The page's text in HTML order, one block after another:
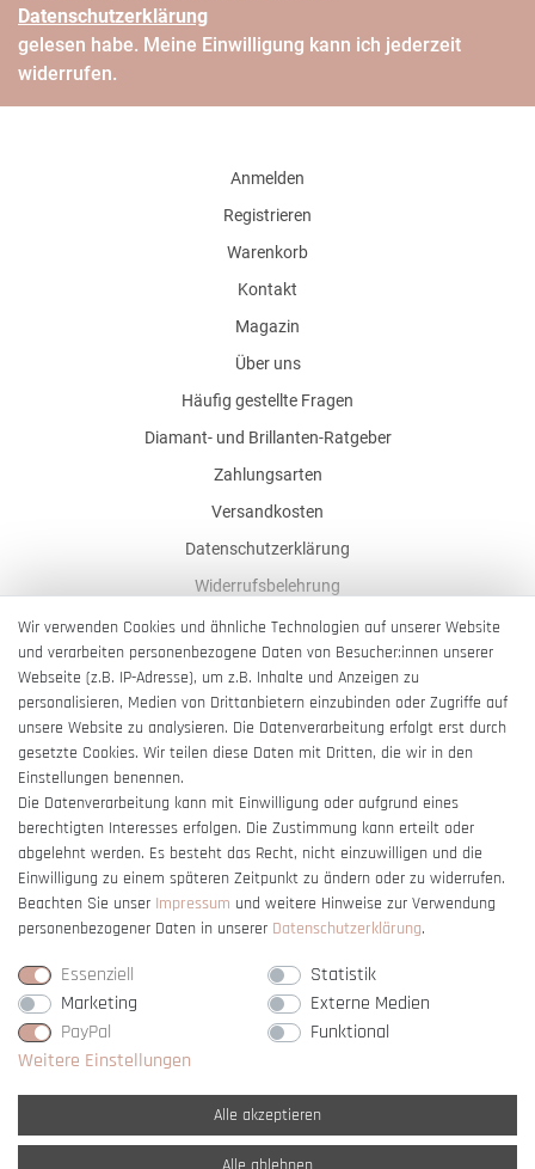
Daten­schutz­erklärung
gelesen habe. Meine Einwilligung kann ich jederzeit
widerrufen.
Anmelden
Registrieren
Warenkorb
Kontakt
Magazin
Über uns
Häufig gestellte Fragen
Diamant- und Brillanten-Ratgeber
Zahlungsarten
Versandkosten
Datenschutzerklärung
Widerrufsbelehrung
AGB
Impressum
Barrierefreiheitserklärung
Vertrag widerrufen
Wir verwenden Cookies und ähnliche Technologien auf unserer Website
und verarbeiten personenbezogene Daten von Besucher:innen unserer
Webseite (z.B. IP-Adresse), um z.B. Inhalte und Anzeigen zu
personalisieren, Medien von Drittanbietern einzubinden oder Zugriffe auf
unsere Website zu analysieren. Die Datenverarbeitung erfolgt erst durch
gesetzte Cookies. Wir teilen diese Daten mit Dritten, die wir in den
Einstellungen benennen.
Die Datenverarbeitung kann mit Einwilligung oder aufgrund eines
berechtigten Interesses erfolgen. Die Zustimmung kann erteilt oder
abgelehnt werden. Es besteht das Recht, nicht einzuwilligen und die
Einwilligung zu einem späteren Zeitpunkt zu ändern oder zu widerrufen.
Beachten Sie unser Impressum und weitere Hinweise zur Verwendung
personenbezogener Daten in unserer Daten­schutz­erklärung.
Essenziell
Statistik
Marketing
Externe Medien
PayPal
Funktional
Weitere Einstellungen
Alle akzeptieren